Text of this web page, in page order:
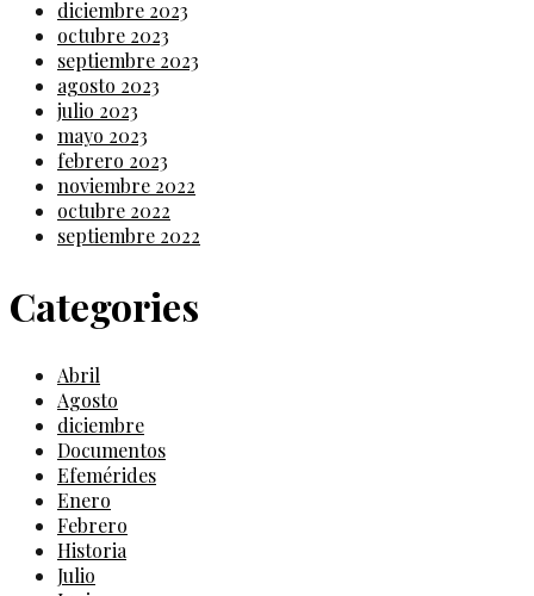
diciembre 2023
octubre 2023
septiembre 2023
agosto 2023
julio 2023
mayo 2023
febrero 2023
noviembre 2022
octubre 2022
septiembre 2022
Categories
Abril
Agosto
diciembre
Documentos
Efemérides
Enero
Febrero
Historia
Julio